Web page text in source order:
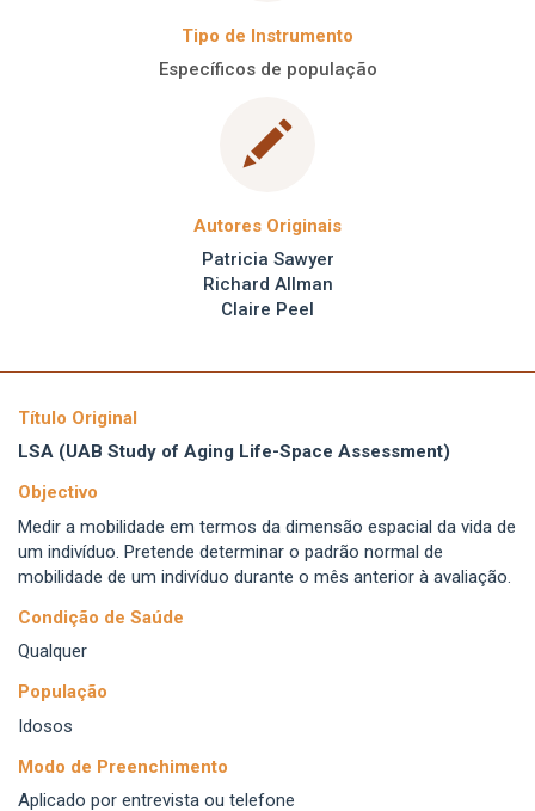
Tipo de Instrumento
Específicos de população
Autores Originais
Patricia Sawyer
Richard Allman
Claire Peel
Título Original
LSA (UAB Study of Aging Life-Space Assessment)
Objectivo
Medir a mobilidade em termos da dimensão espacial da vida de
um indivíduo. Pretende determinar o padrão normal de
mobilidade de um indivíduo durante o mês anterior à avaliação.
Condição de Saúde
Qualquer
População
Idosos
Modo de Preenchimento
Aplicado por entrevista ou telefone